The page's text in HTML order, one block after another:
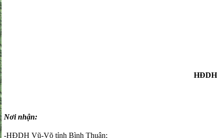
Nơi nhận:
-HĐDH Vũ-Võ tỉnh Bình Thuận;